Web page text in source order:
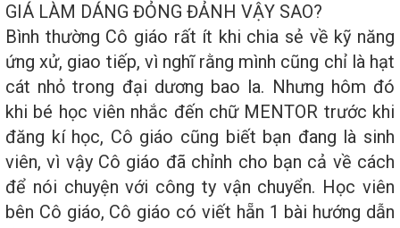
GIÁ LÀM DÁNG ĐỎNG ĐẢNH VẬY SAO?
Bình thường Cô giáo rất ít khi chia sẻ về kỹ năng
ứng xử, giao tiếp, vì nghĩ rằng mình cũng chỉ là hạt
cát nhỏ trong đại dương bao la. Nhưng hôm đó
khi bé học viên nhắc đến chữ MENTOR trước khi
đăng kí học, Cô giáo cũng biết bạn đang là sinh
viên, vì vậy Cô giáo đã chỉnh cho bạn cả về cách
để nói chuyện với công ty vận chuyển. Học viên
bên Cô giáo, Cô giáo có viết hẵn 1 bài hướng dẫn